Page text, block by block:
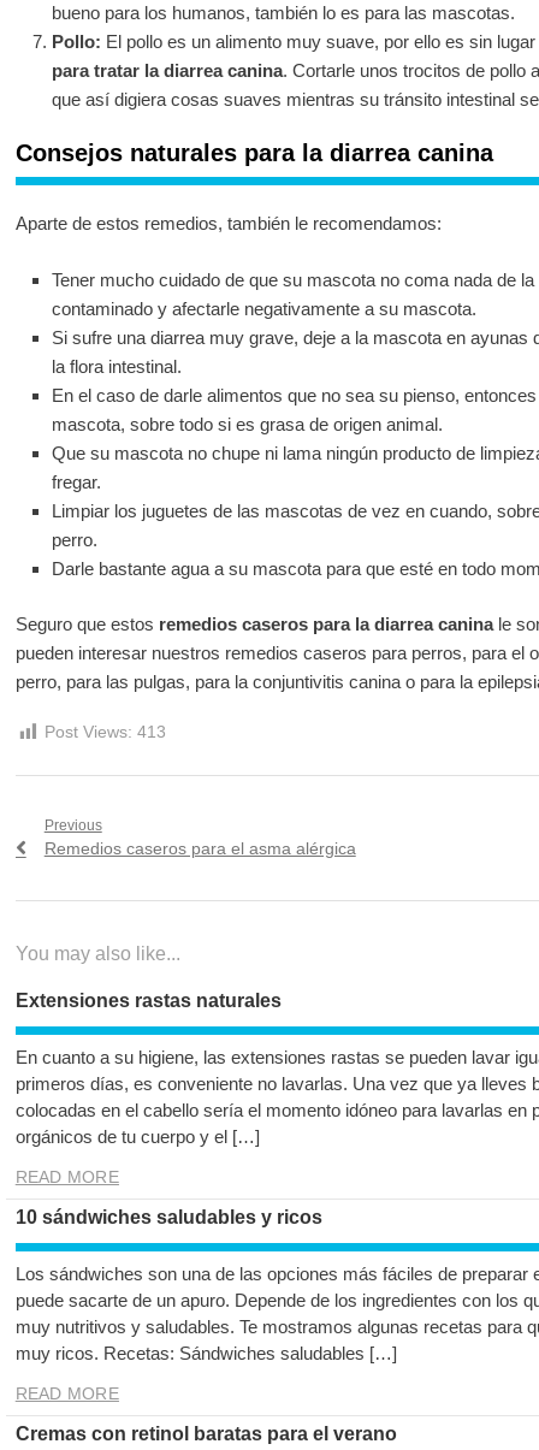
bueno para los humanos, también lo es para las mascotas.
Pollo: El pollo es un alimento muy suave, por ello es sin
para tratar la diarrea canina. Cortarle unos trocitos de pollo
que así digiera cosas suaves mientras su tránsito intestinal
Consejos naturales para la diarrea canina
Aparte de estos remedios, también le recomendamos:
Tener mucho cuidado de que su mascota no coma nada de
contaminado y afectarle negativamente a su mascota.
Si sufre una diarrea muy grave, deje a la mascota en ayunas
la flora intestinal.
En el caso de darle alimentos que no sea su pienso,
mascota, sobre todo si es grasa de origen animal.
Que su mascota no chupe ni lama ningún producto de
fregar.
Limpiar los juguetes de las mascotas de vez en cuando,
perro.
Darle bastante agua a su mascota para que esté en todo
Seguro que estos remedios caseros para la diarrea caninale
pueden interesar nuestros remedios caseros para perros, para el
perro, para las pulgas, para la conjuntivitis canina o para la
Post Views: 413
Navegación
Previous
Previous
Remedios caseros para el asma alérgica
You may also like...
Extensiones rastas naturales
En cuanto a su higiene, las extensiones rastas se pueden lavar
primeros días, es conveniente no lavarlas. Una vez que ya lleves
colocadas en el cabello sería el momento idóneo para lavarlas en
orgánicos de tu cuerpo y el […]
READ MORE
10 sándwiches saludables y ricos
Los sándwiches son una de las opciones más fáciles de preparar
puede sacarte de un apuro. Depende de los ingredientes con los
muy nutritivos y saludables. Te mostramos algunas recetas para
muy ricos. Recetas: Sándwiches saludables […]
READ MORE
Cremas con retinol baratas para el verano